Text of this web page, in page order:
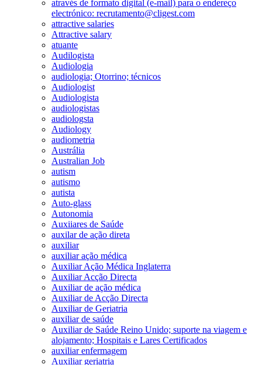
através de formato digital (e-mail) para o endereço
electrónico: recrutamento@cligest.com
attractive salaries
Attractive salary
atuante
Audilogista
Audiologia
audiologia; Otorrino; técnicos
Audiologist
Audiologista
audiologistas
audiologsta
Audiology
audiometria
Austrália
Australian Job
autism
autismo
autista
Auto-glass
Autonomia
Auxiiares de Saúde
auxilar de ação direta
auxiliar
auxiliar ação médica
Auxiliar Ação Médica Inglaterra
Auxiliar Acção Directa
Auxiliar de ação médica
Auxiliar de Acção Directa
Auxiliar de Geriatria
auxiliar de saúde
Auxiliar de Saúde Reino Unido; suporte na viagem e
alojamento; Hospitais e Lares Certificados
auxiliar enfermagem
Auxiliar geriatria